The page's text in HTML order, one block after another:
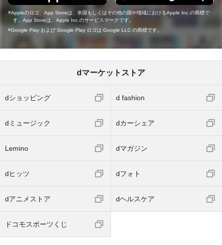
Appleのロゴ、App Storeは、米国もしくはその他の国や地域におけるApple Inc.の商標で
す。App Storeは、Apple Inc.のサービスマークです。
Google Play および Google Play ロゴは Google LLC の商標です。
dマーケットストア
dショッピング d fashion
dミュージック dカーシェア
Lemino dマガジン
dヒッツ dフォト
dアニメストア dヘルスケア
ドコモスポーツくじ